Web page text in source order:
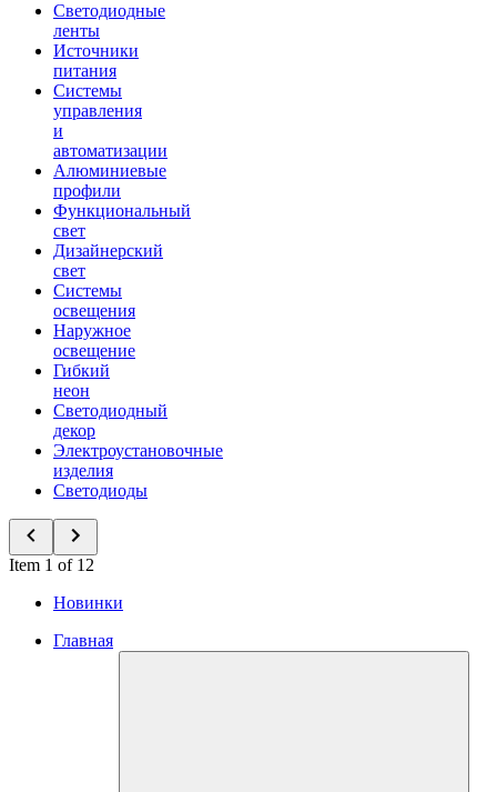
Светодиодные
ленты
Источники
питания
Системы
управления
и
автоматизации
Алюминиевые
профили
Функциональный
свет
Дизайнерский
свет
Системы
освещения
Наружное
освещение
Гибкий
неон
Светодиодный
декор
Электроустановочные
изделия
Светодиоды
Item 1 of 12
Новинки
Главная